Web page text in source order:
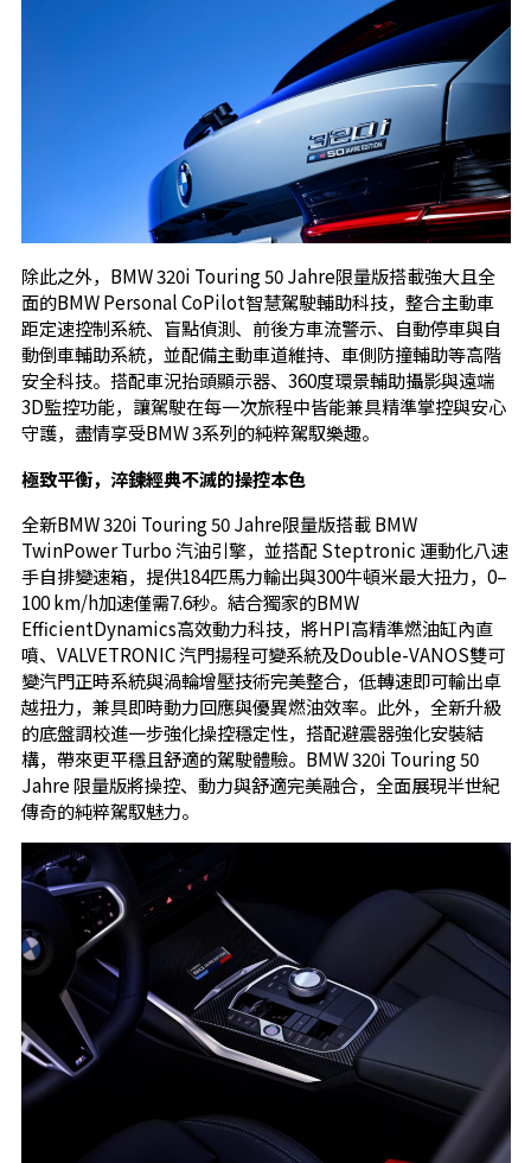
除此之外，BMW 320i Touring 50 Jahre限量版搭載強大且全
面的BMW Personal CoPilot智慧駕駛輔助科技，整合主動車
距定速控制系統、盲點偵測、前後方車流警示、自動停車與自
動倒車輔助系統，並配備主動車道維持、車側防撞輔助等高階
安全科技。搭配車況抬頭顯示器、360度環景輔助攝影與遠端
3D監控功能，讓駕駛在每一次旅程中皆能兼具精準掌控與安心
守護，盡情享受BMW 3系列的純粹駕馭樂趣。
極致平衡，淬鍊經典不滅的操控本色
全新BMW 320i Touring 50 Jahre限量版搭載 BMW
TwinPower Turbo 汽油引擎，並搭配 Steptronic 運動化八速
手自排變速箱，提供184匹馬力輸出與300牛頓米最大扭力，0–
100 km/h加速僅需7.6秒。結合獨家的BMW
EfficientDynamics高效動力科技，將HPI高精準燃油缸內直
噴、VALVETRONIC 汽門揚程可變系統及Double-VANOS雙可
變汽門正時系統與渦輪增壓技術完美整合，低轉速即可輸出卓
越扭力，兼具即時動力回應與優異燃油效率。此外，全新升級
的底盤調校進一步強化操控穩定性，搭配避震器強化安裝結
構，帶來更平穩且舒適的駕駛體驗。BMW 320i Touring 50
Jahre 限量版將操控、動力與舒適完美融合，全面展現半世紀
傳奇的純粹駕馭魅力。